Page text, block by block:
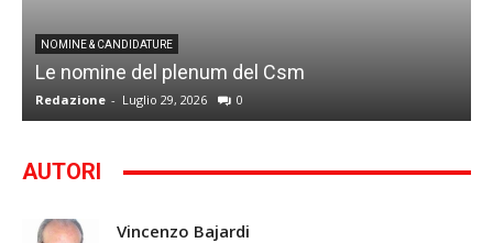
NOMINE & CANDIDATURE
Le nomine del plenum del Csm
Redazione - Luglio 29, 2026 0
AUTORI
Vincenzo Bajardi